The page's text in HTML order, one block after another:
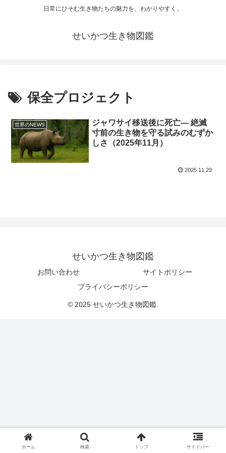
日常にひそむ生き物たちの魅力を、わかりやすく。
せいかつ生き物図鑑
保全プロジェクト
世界のNEWS
ジャワサイ移送後に死亡― 絶滅
寸前の生き物を守る試みのむずか
しさ（2025年11月）
2025.11.29
せいかつ生き物図鑑
お問い合わせ
サイトポリシー
プライバシーポリシー
© 2025 せいかつ生き物図鑑.
ホーム 検索 トップ サイドバー